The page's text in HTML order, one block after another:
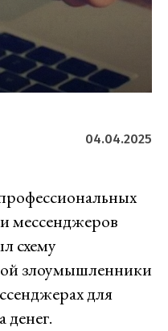
04.04.2025
мессенджеров
схему
злоумышленники
для
денег.